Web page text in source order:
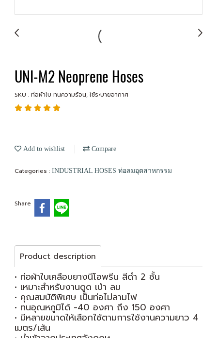
UNI-M2 Neoprene Hoses
SKU : ท่อผ้าใบ ทนความร้อน, ใช้ระบายอากาศ
Add to wishlist Compare
Categories : INDUSTRIAL HOSES ท่อลมอุตสาหกรรม
Share
Product description
• ท่อผ้าใบเคลือบยางนีโอพรีน สีดำ 2 ชั้น
• เหมาะสำหรับงานดูด เป่า ลม
• คุณสมบัติพิเศษ เป็นท่อไม่ลามไฟ
• ทนอุณหภูมิได้ -40 องศา ถึง 150 องศา
• มีหลายขนาดให้เลือกใช้ตามการใช้งานความยาว 4
เมตร/เส้น